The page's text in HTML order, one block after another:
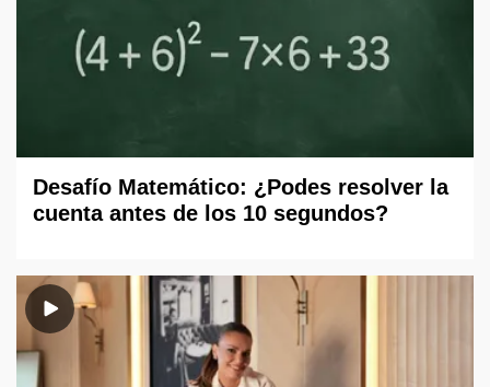
Desafío Matemático: ¿Podes resolver la
cuenta antes de los 10 segundos?